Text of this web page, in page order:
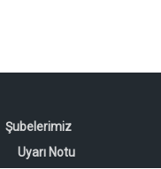
Şubelerimiz
Uyarı Notu